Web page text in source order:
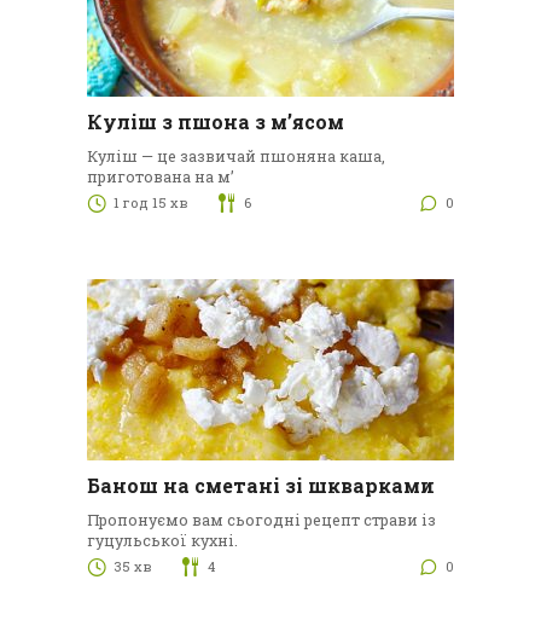
Куліш з пшона з м’ясом
Куліш — це зазвичай пшоняна каша,
приготована на м’
1 год 15 хв 6 0
Банош на сметані зі шкварками
Пропонуємо вам сьогодні рецепт страви із
гуцульської кухні.
35 хв 4 0